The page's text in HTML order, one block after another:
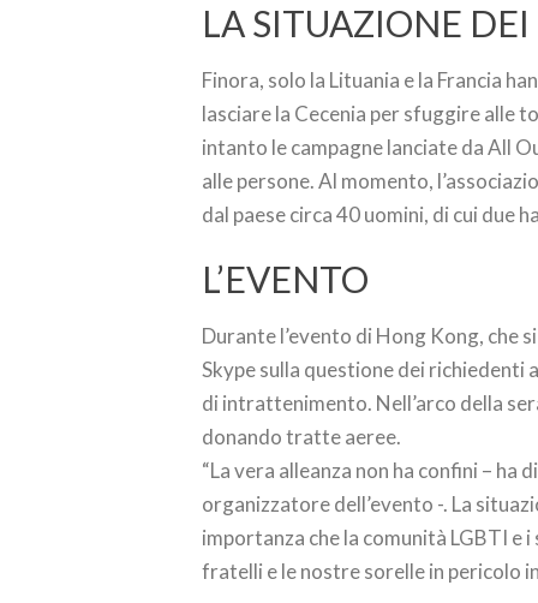
LA SITUAZIONE
Finora, solo la Lituania e la Francia
lasciare la Cecenia per sfuggire alle
intanto le campagne lanciate da All
alle persone. Al momento,
dal paese circa 40 uomini, di cui due
L’EVENTO
Durante l’evento di Hong Kong, che
Skype sulla questione dei
di intrattenimento. Nell’arco della
donando tratte aeree.
“La vera alleanza non ha confini –
organizzatore dell’evento -. La
importanza che la comunità LGBTI e
fratelli e le nostre sorelle in pericolo in